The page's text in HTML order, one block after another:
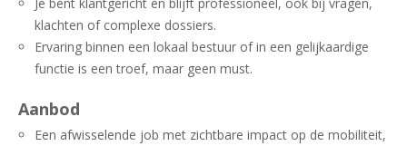
klachten of complexe dossiers.
Ervaring binnen een lokaal bestuur of in een gelijkaardige
functie is een troef, maar geen must.
Aanbod
Een afwisselende job met zichtbare impact op de mobiliteit,